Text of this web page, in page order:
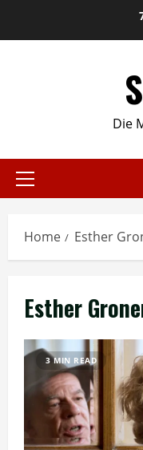
Die
Primary
Home Esther
Esther
3 MIN READ